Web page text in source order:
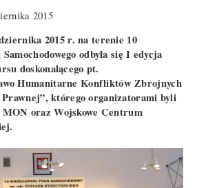
2015
2015 r. na terenie 10
odbyła się I edycja
doskonalącego pt.
Humanitarne Konfliktów Zbrojnych
Prawnej”, którego organizatorami byli
oraz Wojskowe Centrum